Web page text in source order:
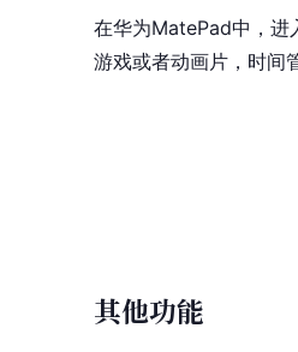
在华为MatePad中，进
游戏或者动画片，时间
其他功能